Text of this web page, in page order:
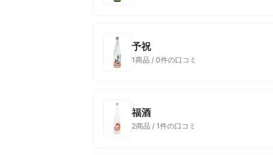
予祝
1商品 / 0件の口コミ
福酒
2商品 / 1件の口コミ